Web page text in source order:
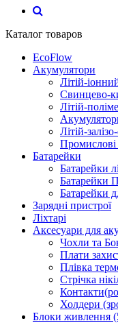
Каталог товаров
EcoFlow
Акумулятори
Літій-
Свинцево-
Літій-
Літій-
Батарейки
Батарейки
Батарейки
Батарейки
Зарядні пристрої
Ліхтарі
Аксесуари для
Чохли та
Плати
Плівка
Стрічка
Холдери
Блоки живлення